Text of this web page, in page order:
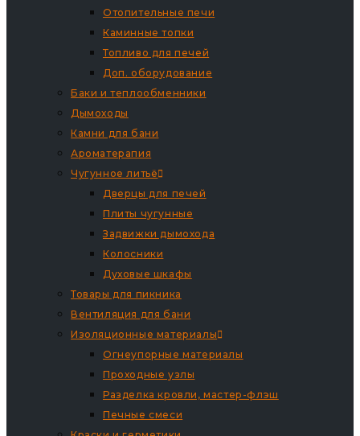
Отопительные печи
Каминные топки
Топливо для печей
Доп. оборудование
Баки и теплообменники
Дымоходы
Камни для бани
Ароматерапия
Чугунное литьё
Дверцы для печей
Плиты чугунные
Задвижки дымохода
Колосники
Духовые шкафы
Товары для пикника
Вентиляция для бани
Изоляционные материалы
Огнеупорные материалы
Проходные узлы
Разделка кровли, мастер-флэш
Печные смеси